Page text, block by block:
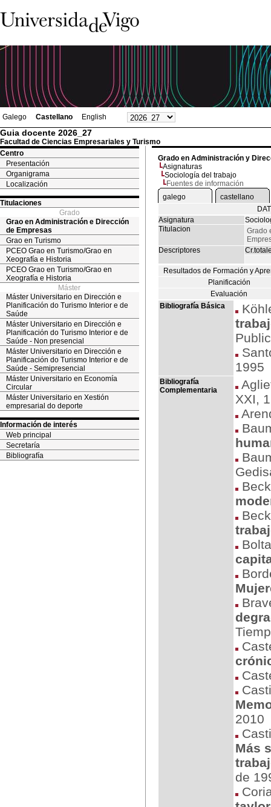
Galego Castellano English
Guia docente 2026_27
Facultad de Ciencias Empresariales y Turismo
Centro
Presentación
Organigrama
Localización
Titulaciones
Grado
Grao en Administración e Dirección
de Empresas
Grao en Turismo
PCEO Grao en Turismo/Grao en
Xeografía e Historia
PCEO Grao en Turismo/Grao en
Xeografía e Historia
Máster
Máster Universitario en Dirección e
Planificación do Turismo Interior e de
Saúde
Máster Universitario en Dirección e
Planificación do Turismo Interior e de
Saúde - Non presencial
Máster Universitario en Dirección e
Planificación do Turismo Interior e de
Saúde - Semipresencial
Máster Universitario en Economía
Circular
Máster Universitario en Xestión
empresarial do deporte
Información de interés
Web principal
Secretaría
Bibliografía
Grado en Administración y
Asignaturas
Sociología del trabajo
Fuentes de información
galego
castellano
Asignatura
Titulacion
Grado
Descriptores
Resultados de Formación y
Planificación
Evaluación
Bibliografía Básica
1995
Bibliografía
Complementaria
XXI,
2010
Más
de